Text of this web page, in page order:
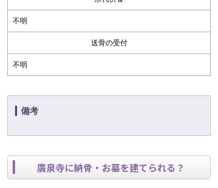
不明
送骨の受付
不明
備考
廣泉寺に納骨・お墓を建てられる？